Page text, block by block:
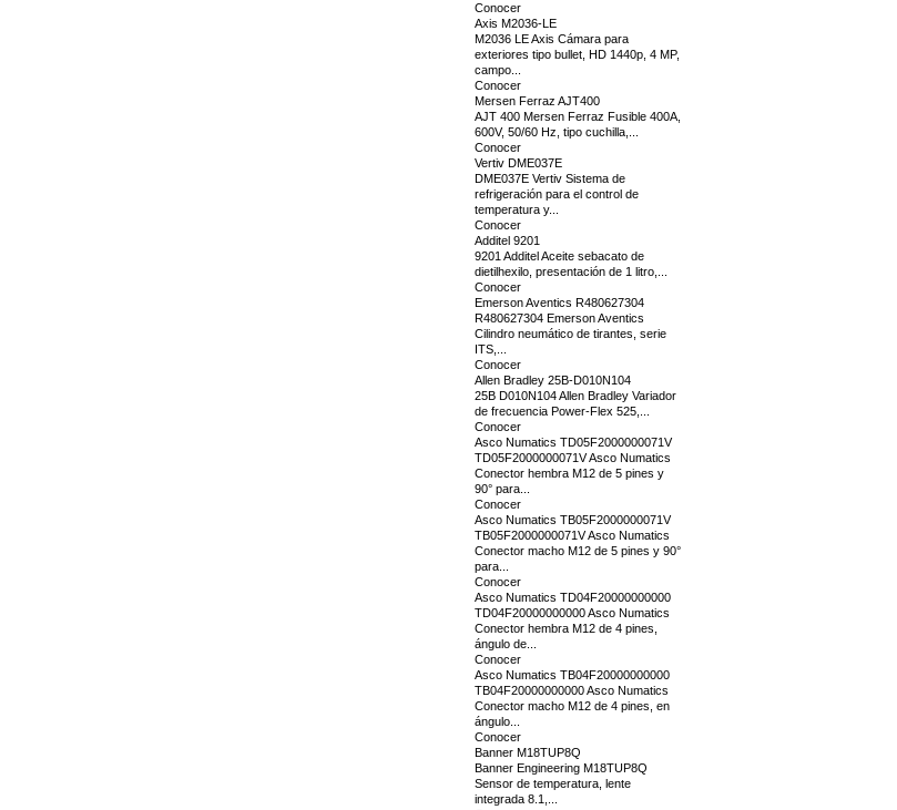
Conocer
Axis M2036-LE
M2036 LE Axis Cámara para
exteriores tipo bullet, HD 1440p, 4 MP,
campo...
Conocer
Mersen Ferraz AJT400
AJT 400 Mersen Ferraz Fusible 400A,
600V, 50/60 Hz, tipo cuchilla,...
Conocer
Vertiv DME037E
DME037E Vertiv Sistema de
refrigeración para el control de
temperatura y...
Conocer
Additel 9201
9201 Additel Aceite sebacato de
dietilhexilo, presentación de 1 litro,...
Conocer
Emerson Aventics R480627304
R480627304 Emerson Aventics
Cilindro neumático de tirantes, serie
ITS,...
Conocer
Allen Bradley 25B-D010N104
25B D010N104 Allen Bradley Variador
de frecuencia Power-Flex 525,...
Conocer
Asco Numatics TD05F2000000071V
TD05F2000000071V Asco Numatics
Conector hembra M12 de 5 pines y
90° para...
Conocer
Asco Numatics TB05F2000000071V
TB05F2000000071V Asco Numatics
Conector macho M12 de 5 pines y 90°
para...
Conocer
Asco Numatics TD04F20000000000
TD04F20000000000 Asco Numatics
Conector hembra M12 de 4 pines,
ángulo de...
Conocer
Asco Numatics TB04F20000000000
TB04F20000000000 Asco Numatics
Conector macho M12 de 4 pines, en
ángulo...
Conocer
Banner M18TUP8Q
Banner Engineering M18TUP8Q
Sensor de temperatura, lente
integrada 8.1,...